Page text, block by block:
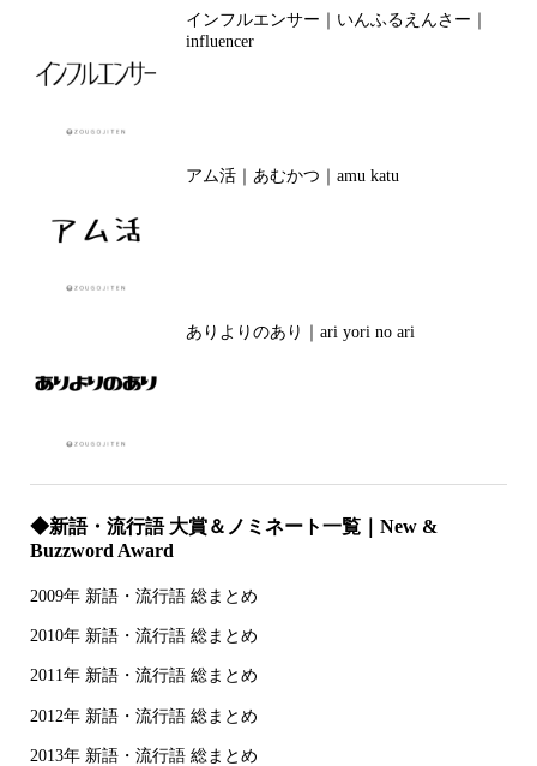
インフルエンサー｜いんふるえんさー｜
influencer
アム活｜あむかつ｜amu katu
ありよりのあり｜ari yori no ari
◆新語・流行語 大賞＆ノミネート一覧｜New &
Buzzword Award
2009年 新語・流行語 総まとめ
2010年 新語・流行語 総まとめ
2011年 新語・流行語 総まとめ
2012年 新語・流行語 総まとめ
2013年 新語・流行語 総まとめ